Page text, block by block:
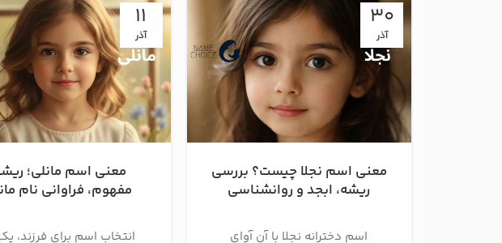
30
آذر
معنی اسم نجلا چیست؟ بررسی
ریشه، ابجد و روانشناسی
اسم دخترانه نجلا با آن آوای
11
آذر
معنی اسم مانلی؛
مفهوم، فراوانی نام
انتخاب اسم برای فرزند،